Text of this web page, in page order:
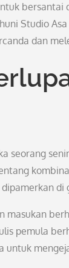
Studio
dan
seorang
di
pemula
untuk